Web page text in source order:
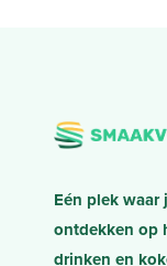
Eén plek
ontdekken op
drinken en